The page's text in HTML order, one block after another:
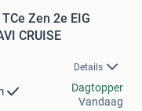
Zen 2e EIG
CRUISE
Details
Dagtopper
Vandaag